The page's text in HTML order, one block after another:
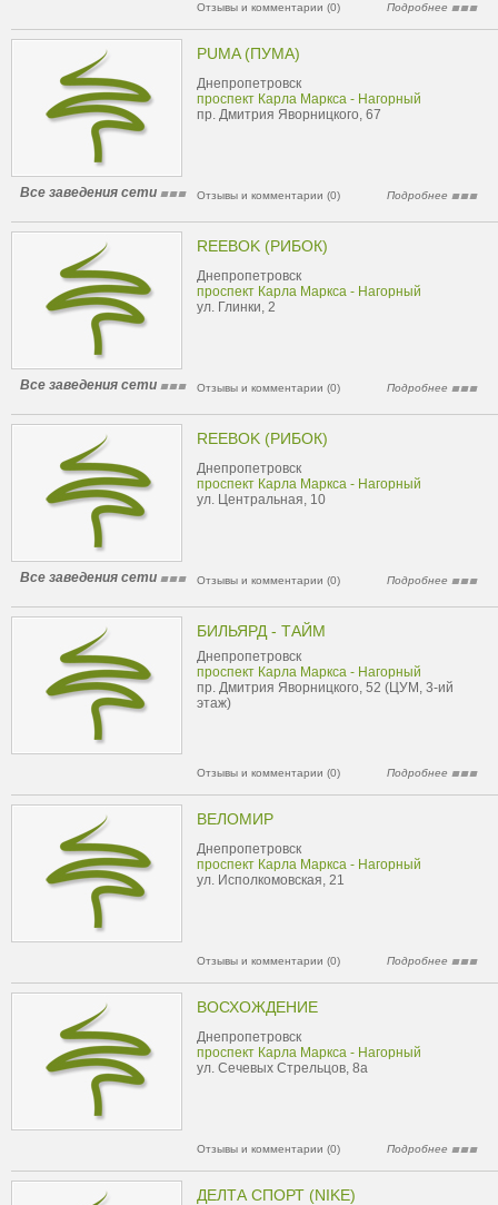
Отзывы и комментарии (0) Подробнее
PUMA (ПУМА)
Днепропетровск
проспект Карла Маркса - Нагорный
пр. Дмитрия Яворницкого, 67
Все заведения сети Отзывы и комментарии (0) Подробнее
REEBOK (РИБОК)
Днепропетровск
проспект Карла Маркса - Нагорный
ул. Глинки, 2
Все заведения сети Отзывы и комментарии (0) Подробнее
REEBOK (РИБОК)
Днепропетровск
проспект Карла Маркса - Нагорный
ул. Центральная, 10
Все заведения сети Отзывы и комментарии (0) Подробнее
БИЛЬЯРД - ТАЙМ
Днепропетровск
проспект Карла Маркса - Нагорный
пр. Дмитрия Яворницкого, 52 (ЦУМ, 3-ий
этаж)
Отзывы и комментарии (0) Подробнее
ВЕЛОМИР
Днепропетровск
проспект Карла Маркса - Нагорный
ул. Исполкомовская, 21
Отзывы и комментарии (0) Подробнее
ВОСХОЖДЕНИЕ
Днепропетровск
проспект Карла Маркса - Нагорный
ул. Сечевых Стрельцов, 8а
Отзывы и комментарии (0) Подробнее
ДЕЛТА СПОРТ (NIKE)